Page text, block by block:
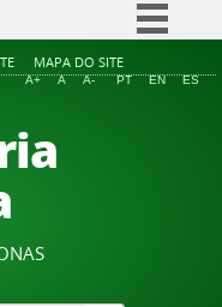
Simplifique!
à informação
Canais
MAPA DO SITE
A+ A A- PT EN ES